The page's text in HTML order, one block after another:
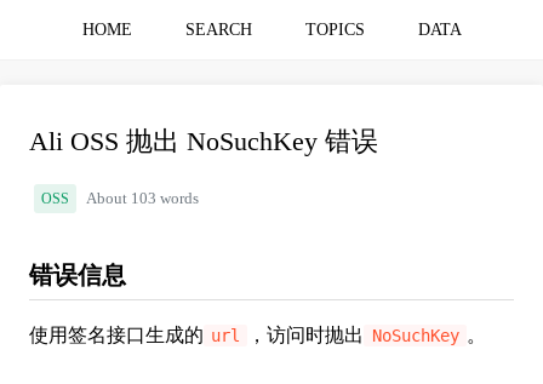
HOME SEARCH TOPICS DATA
Ali OSS 抛出 NoSuchKey 错误
OSS About 103 words
错误信息
使用签名接口生成的 url ，访问时抛出 NoSuchKey 。